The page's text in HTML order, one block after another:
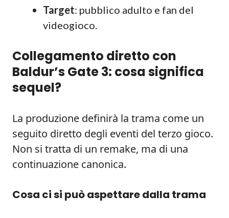
Target: pubblico adulto e fan del
videogioco.
Collegamento diretto con
Baldur’s Gate 3: cosa significa
sequel?
La produzione definirà la trama come un
seguito diretto degli eventi del terzo gioco.
Non si tratta di un remake, ma di una
continuazione canonica.
Cosa ci si può aspettare dalla trama